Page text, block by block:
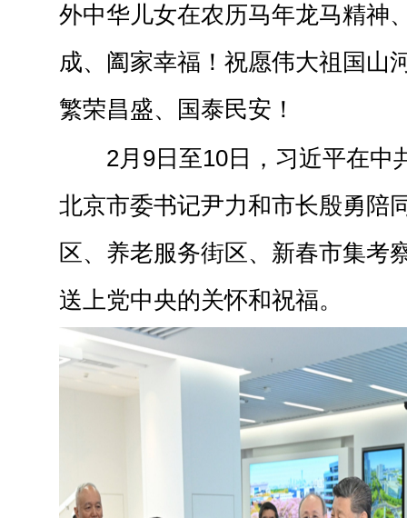
外中华儿女在农历马年龙马精神
成、阖家幸福！祝愿伟大祖国山
繁荣昌盛、国泰民安！
2月9日至10日，习近平在中
北京市委书记尹力和市长殷勇陪
区、养老服务街区、新春市集考
送上党中央的关怀和祝福。